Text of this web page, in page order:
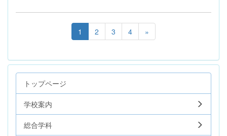
1 2 3 4 »
トップページ
学校案内
総合学科